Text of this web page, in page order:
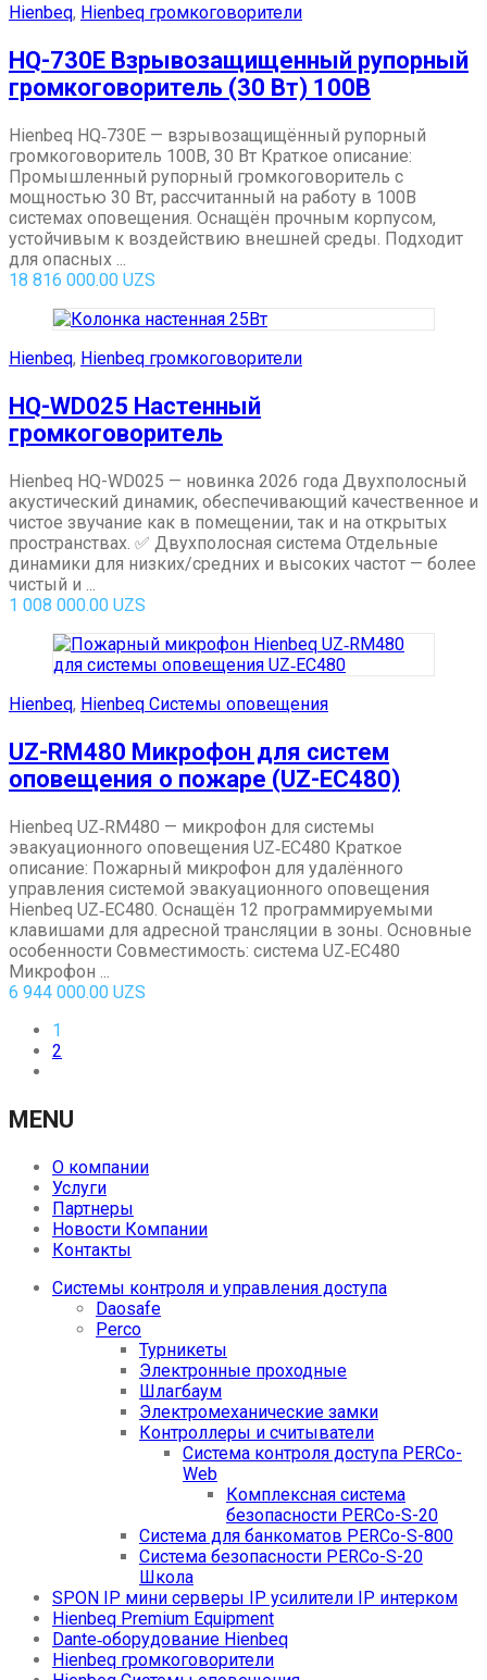
Hienbeq, Hienbeq громкоговорители
HQ-730E Взрывозащищенный рупорный
громкоговоритель (30 Вт) 100В
Hienbeq HQ‑730E — взрывозащищённый рупорный
громкоговоритель 100В, 30 Вт Краткое описание:
Промышленный рупорный громкоговоритель с
мощностью 30 Вт, рассчитанный на работу в 100В
системах оповещения. Оснащён прочным корпусом,
устойчивым к воздействию внешней среды. Подходит
для опасных ...
18 816 000.00 UZS
Hienbeq, Hienbeq громкоговорители
HQ-WD025 Настенный
громкоговоритель
Hienbeq HQ-WD025 — новинка 2026 года Двухполосный
акустический динамик, обеспечивающий качественное и
чистое звучание как в помещении, так и на открытых
пространствах. ✅ Двухполосная система Отдельные
динамики для низких/средних и высоких частот — более
чистый и ...
1 008 000.00 UZS
Hienbeq, Hienbeq Системы оповещения
UZ-RM480 Микрофон для систем
оповещения о пожаре (UZ-EC480)
Hienbeq UZ‑RM480 — микрофон для системы
эвакуационного оповещения UZ‑EC480 Краткое
описание: Пожарный микрофон для удалённого
управления системой эвакуационного оповещения
Hienbeq UZ‑EC480. Оснащён 12 программируемыми
клавишами для адресной трансляции в зоны. Основные
особенности Совместимость: система UZ‑EC480
Микрофон ...
6 944 000.00 UZS
1
2
MENU
О компании
Услуги
Партнеры
Новости Компании
Контакты
Системы контроля и управления доступа
Daosafe
Perco
Турникеты
Электронные проходные
Шлагбаум
Электромеханические замки
Контроллеры и считыватели
Система контроля доступа PERCo-
Web
Комплексная система
безопасности PERCo-S-20
Система для банкоматов PERCo-S-800
Система безопасности PERCo-S-20
Школа
SPON IP мини серверы IP усилители IP интерком
Hienbeq Premium Equipment
Dante‑оборудование Hienbeq
Hienbeq громкоговорители